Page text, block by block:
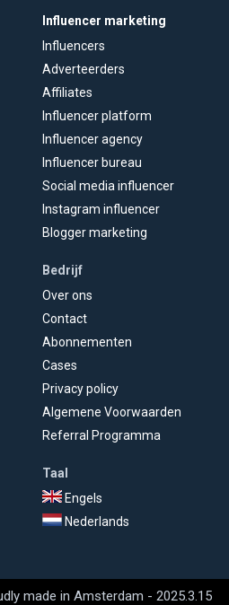
Influencer marketing
Influencers
Adverteerders
Affiliates
Influencer platform
Influencer agency
Influencer bureau
Social media influencer
Instagram influencer
Blogger marketing
Bedrijf
Over ons
Contact
Abonnementen
Cases
Privacy policy
Algemene Voorwaarden
Referral Programma
Taal
Engels
Nederlands
made in Amsterdam - 2025.3.15